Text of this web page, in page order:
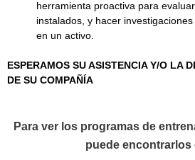
herramienta proactiva para
instalados, y hacer
en un activo.
ESPERAMOS SU ASISTENCIA Y/O LA
DE SU COMPAÑÍA
Para ver los programas de
puede encontrarlos